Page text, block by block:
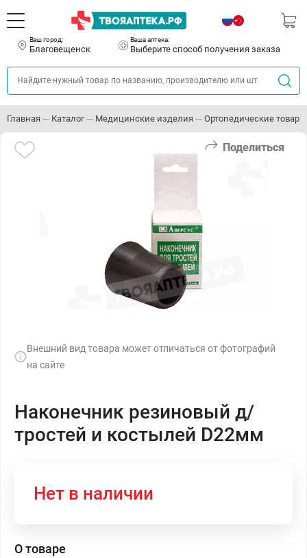
Ваш город:
Благовещенск
Ваша аптека:
Выберите способ получения заказа
Главная Каталог Медицинские изделия Ортопедические товары
Поделиться
Внешний вид товара может отличаться от фотографий
на сайте
Наконечник резиновый д/
тростей и костылей D22мм
Нет в наличии
О товаре